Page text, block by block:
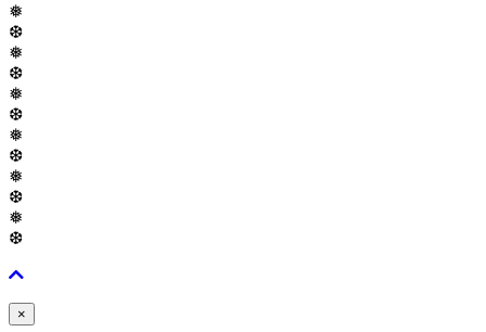
❅
❆
❅
❆
❅
❆
❅
❆
❅
❆
❅
❆
×